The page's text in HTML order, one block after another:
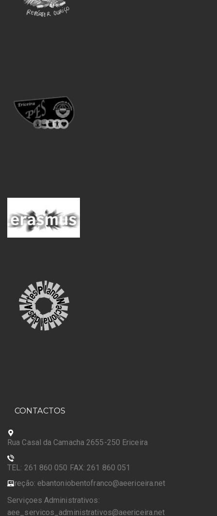
CONTACTOS
Rua Casal da Camacha 2655-250 Ericeira
TEL: 261 860 050 FAX: 261 860 051
Direção: ebantoniobentofranco@aeericeira.net
Serviçoes Administrativos:
aee_servicos_administrativos@aeericeira.net